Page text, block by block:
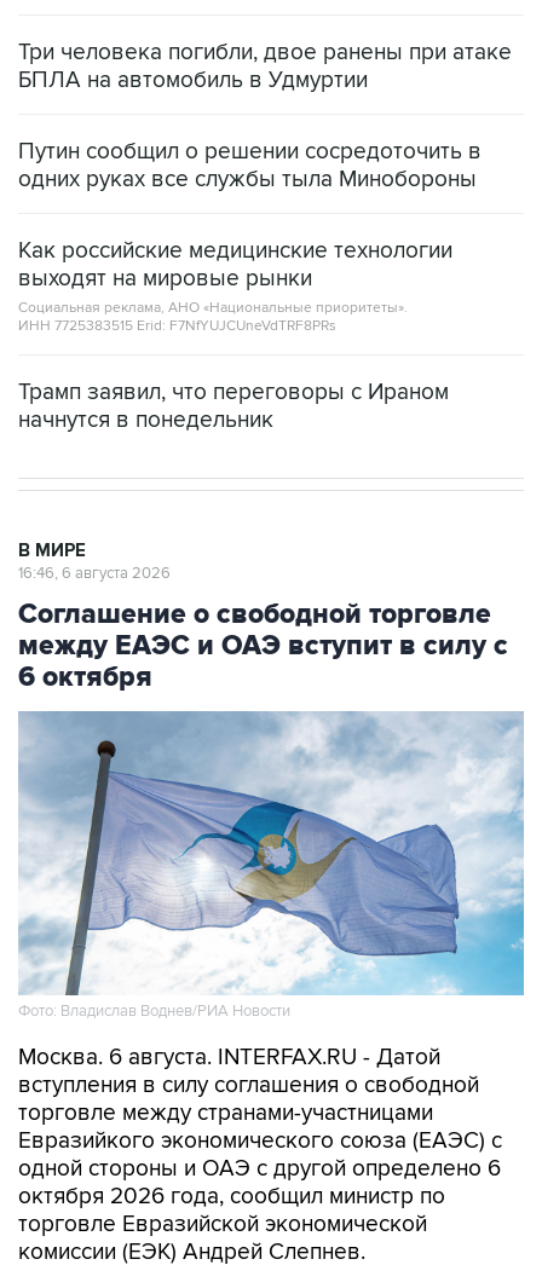
Три человека погибли, двое ранены при атаке
БПЛА на автомобиль в Удмуртии
Путин сообщил о решении сосредоточить в
одних руках все службы тыла Минобороны
Как российские медицинские технологии
выходят на мировые рынки
Социальная реклама, АНО «Национальные приоритеты».
ИНН 7725383515 Erid: F7NfYUJCUneVdTRF8PRs
Трамп заявил, что переговоры с Ираном
начнутся в понедельник
В МИРЕ
16:46, 6 августа 2026
Соглашение о свободной торговле
между ЕАЭС и ОАЭ вступит в силу с
6 октября
Фото: Владислав Воднев/РИА Новости
Москва. 6 августа. INTERFAX.RU - Датой
вступления в силу соглашения о свободной
торговле между странами-участницами
Евразийкого экономического союза (ЕАЭС) с
одной стороны и ОАЭ с другой определено 6
октября 2026 года, сообщил министр по
торговле Евразийской экономической
комиссии (ЕЭК) Андрей Слепнев.